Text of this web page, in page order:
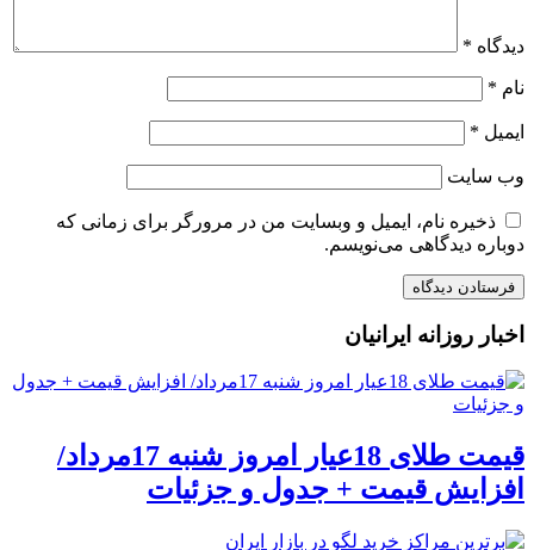
دیدگاه *
نام *
ایمیل *
وب‌ سایت
ذخیره نام، ایمیل و وبسایت من در مرورگر برای زمانی که
دوباره دیدگاهی می‌نویسم.
اخبار روزانه ایرانیان
قیمت طلای 18عیار امروز شنبه 17مرداد/
افزایش قیمت + جدول و جزئیات